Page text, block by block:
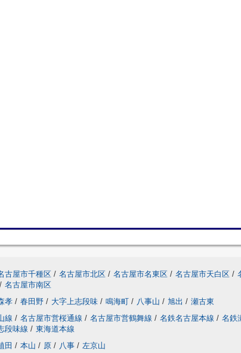
古屋市千種区 / 名古屋市北区 / 名古屋市名東区 / 名古屋市天白区 /
/ 名古屋市南区
孝 / 春田野 / 大字上志段味 / 鳴海町 / 八事山 / 旭出 / 瀬古東
線 / 名古屋市営桜通線 / 名古屋市営鶴舞線 / 名鉄名古屋本線 / 名鉄
段味線 / 東海道本線
田 / 本山 / 原 / 八事 / 左京山